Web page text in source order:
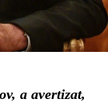
a avertizat,